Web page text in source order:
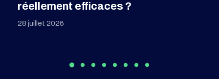
la finance durable
28 juillet 2026